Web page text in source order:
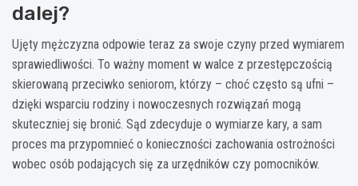
dalej?
Ujęty mężczyzna odpowie teraz za swoje czyny przed wymiarem
sprawiedliwości. To ważny moment w walce z przestępczością
skierowaną przeciwko seniorom, którzy – choć często są ufni –
dzięki wsparciu rodziny i nowoczesnych rozwiązań mogą
skuteczniej się bronić. Sąd zdecyduje o wymiarze kary, a sam
proces ma przypomnieć o konieczności zachowania ostrożności
wobec osób podających się za urzędników czy pomocników.